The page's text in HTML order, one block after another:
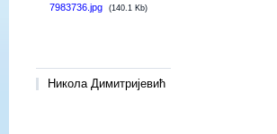
7983736.jpg
(140.1 Kb)
Никола Димитријевић